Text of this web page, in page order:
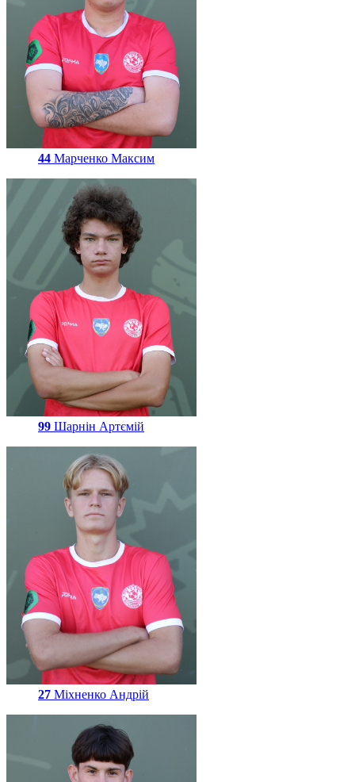
44 Марченко Максим
99 Шарнін Артємій
27 Міхненко Андрій